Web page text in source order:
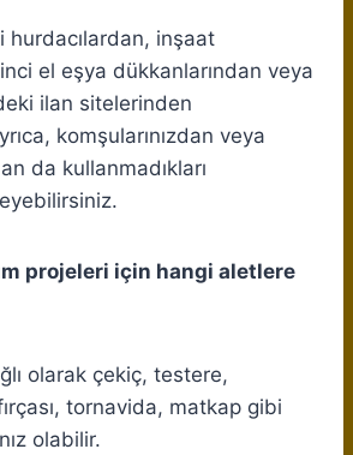
hurdacılardan, inşaat
el eşya dükkanlarından veya
ilan sitelerinden
komşularınızdan veya
da kullanmadıkları
projeleri için hangi aletlere
olarak çekiç, testere,
tornavida, matkap gibi
olabilir.